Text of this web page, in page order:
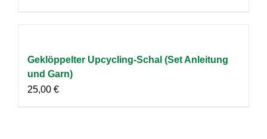
Geklöppelter Upcycling-Schal (Set Anleitung
und Garn)
25,00 €